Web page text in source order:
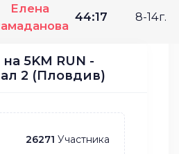
Елена
44:17 8-14г.
5KM RUN -
2 (Пловдив)
26271 Участника